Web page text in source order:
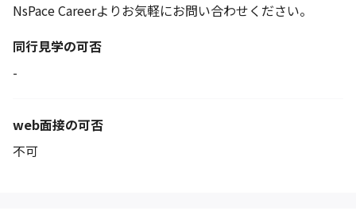
NsPace Careerよりお気軽にお問い合わせください。
同行見学の可否
-
web面接の可否
不可